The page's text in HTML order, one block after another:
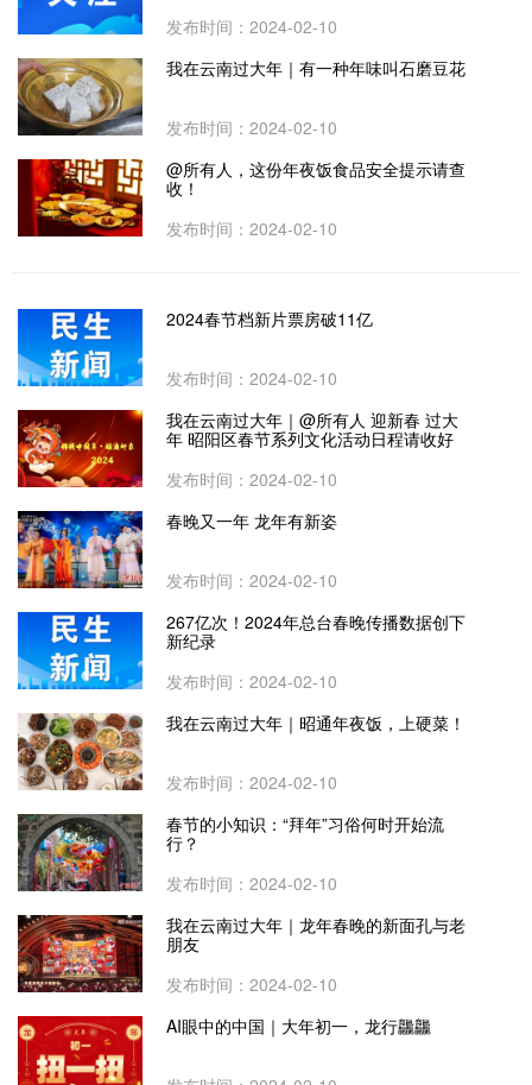
发布时间：2024-02-10
我在云南过大年｜有一种年味叫石磨豆花
发布时间：2024-02-10
@所有人，这份年夜饭食品安全提示请查
收！
发布时间：2024-02-10
2024春节档新片票房破11亿
发布时间：2024-02-10
我在云南过大年｜@所有人 迎新春 过大
年 昭阳区春节系列文化活动日程请收好
发布时间：2024-02-10
春晚又一年 龙年有新姿
发布时间：2024-02-10
267亿次！2024年总台春晚传播数据创下
新纪录
发布时间：2024-02-10
我在云南过大年｜昭通年夜饭，上硬菜！
发布时间：2024-02-10
春节的小知识：“拜年”习俗何时开始流
行？
发布时间：2024-02-10
我在云南过大年｜龙年春晚的新面孔与老
朋友
发布时间：2024-02-10
AI眼中的中国｜大年初一，龙行龘龘